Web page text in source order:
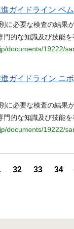
ガイドライン ペ
に必要な検査の結
的な知識及び技能を
documents/19222/
ガイドライン ニ
に必要な検査の結
的な知識及び技能を
documents/19222/
32 33 34